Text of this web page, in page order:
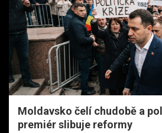
Moldavsko čelí chudobě a
premiér slibuje reformy